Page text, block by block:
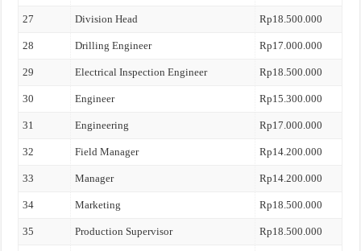
27 Division Head Rp18.500.000
28 Drilling Engineer Rp17.000.000
29 Electrical Inspection Engineer Rp18.500.000
30 Engineer Rp15.300.000
31 Engineering Rp17.000.000
32 Field Manager Rp14.200.000
33 Manager Rp14.200.000
34 Marketing Rp18.500.000
35 Production Supervisor Rp18.500.000